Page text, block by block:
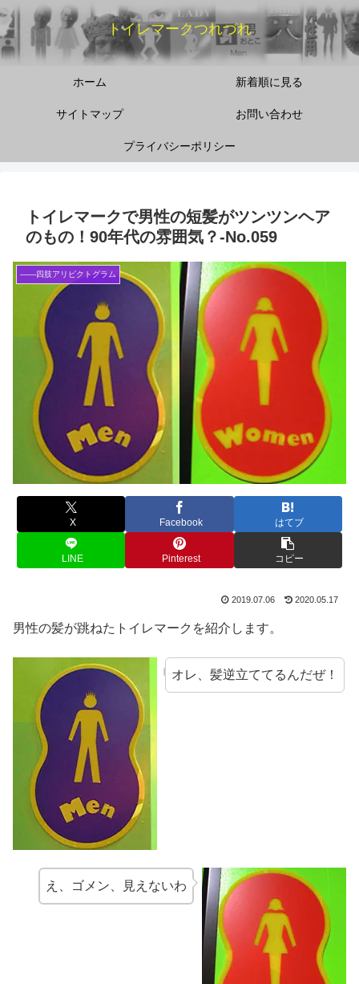
トイレマークつれづれ
ホーム 新着順に見る
サイトマップ お問い合わせ
プライバシーポリシー
トイレマークで男性の短髪がツンツンヘア
のもの！90年代の雰囲気？‐No.059
――四肢アリピクトグラム
X Facebook はてブ
LINE Pinterest コピー
2019.07.06 2020.05.17
男性の髪が跳ねたトイレマークを紹介します。
オレ、髪逆立ててるんだぜ！
え、ゴメン、見えないわ